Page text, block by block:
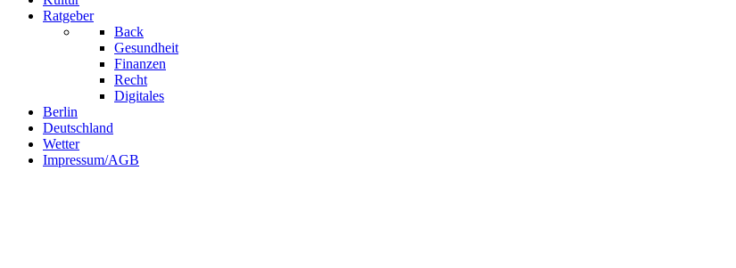
Ratgeber
Back
Gesundheit
Finanzen
Recht
Digitales
Berlin
Deutschland
Wetter
Impressum/AGB